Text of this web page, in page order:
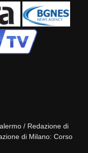
/ Redazione di
di Milano: Corso